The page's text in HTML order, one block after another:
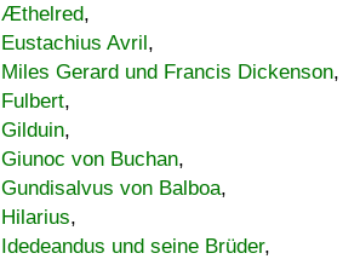
Æthelred,
Eustachius Avril,
Miles Gerard und Francis Dickenson,
Fulbert,
Gilduin,
Giunoc von Buchan,
Gundisalvus von Balboa,
Hilarius,
Idedeandus und seine Brüder,